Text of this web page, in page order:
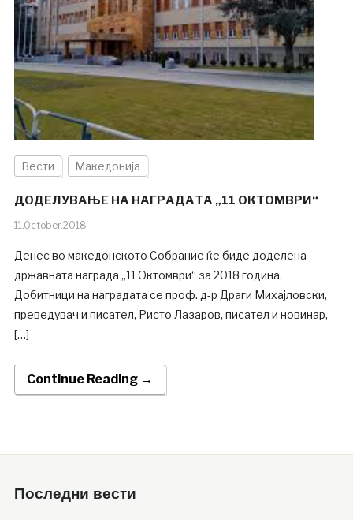
Вести Македонија
ДОДЕЛУВАЊЕ НА НАГРАДАТА „11 ОКТОМВРИ“
11.October.2018
Денес во македонското Собрание ќе биде доделена
државната награда „11 Октомври“ за 2018 година.
Добитници на наградата се проф. д-р Драги Михајловски,
преведувач и писател, Ристо Лазаров, писател и новинар,
[…]
Continue Reading →
Последни вести